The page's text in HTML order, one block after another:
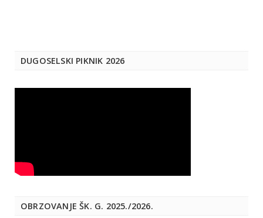
DUGOSELSKI PIKNIK 2026
OBRZOVANJE ŠK. G. 2025./2026.